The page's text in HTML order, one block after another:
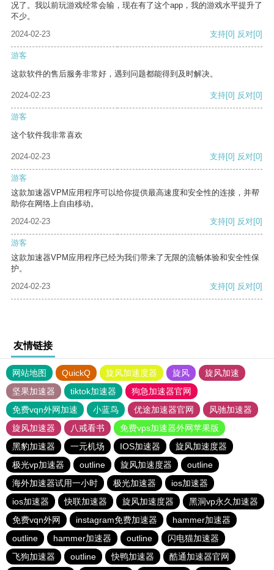
况了。我以前玩游戏经常会输，现在有了这个app，我的游戏水平提升了
不少。
2024-02-23
支持[0] 反对[0]
游客
这款软件的售后服务非常好，遇到问题都能得到及时解决。
2024-02-23 支持[0] 反对[0]
游客
这个软件我非常喜欢
2024-02-23 支持[0] 反对[0]
游客
这款加速器VPM应用程序可以给你提供最高速度和安全性的连接，并帮
助你在网络上自由移动。
2024-02-23
支持[0] 反对[0]
游客
这款加速器VPM应用程序已经为我们带来了无限的流畅体验和安全性保
护。
2024-02-23
支持[0] 反对[0]
友情链接
网站地图 QuickQ 旋风加速度器 旋风
旋风加速
坚果加速器
tiktok加速器
狗急加速器官网
免费vqn外网加速
小蓝鸟 优途加速器官网
风驰加速器
旋风加速器
八戒看书
免费vps加速器外网苹果版
黑豹加速器
一元机场 IOS加速器
旋风加速度器
极光vp加速器
outline 旋风加速度器
outline
海外加速器试用一小时
极光加速器
ios加速器
ios加速器
快联加速器 旋风加速度器
黑洞vp永久加速器
免费vqn外网
instagram免费加速器
hammer加速器
outline
hammer加速器 outline
闪电猫加速器
飞狗加速器
outline 快鸭加速器 酷通加速器官网